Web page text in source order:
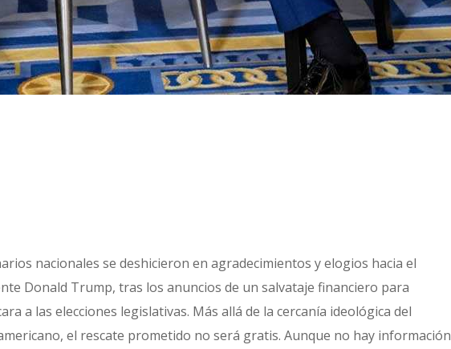
nacionales se deshicieron en agradecimientos y elogios hacia el
Donald Trump, tras los anuncios de un salvataje financiero para
a las elecciones legislativas. Más allá de la cercanía ideológica del
el rescate prometido no será gratis. Aunque no hay información